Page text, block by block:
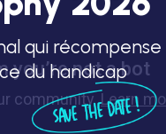
qui récompense
du handicap